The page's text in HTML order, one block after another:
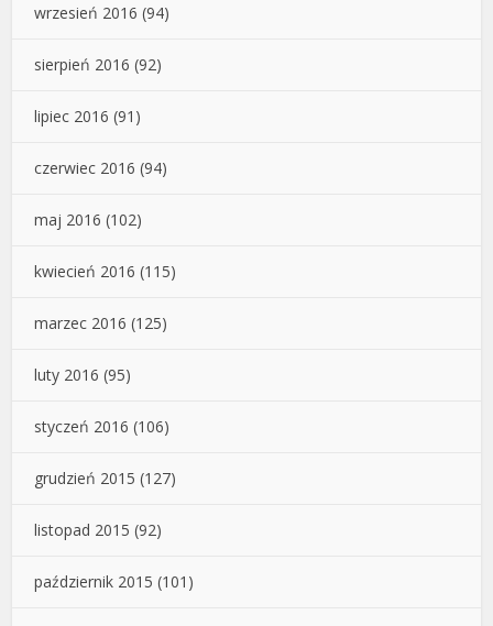
wrzesień 2016 (94)
sierpień 2016 (92)
lipiec 2016 (91)
czerwiec 2016 (94)
maj 2016 (102)
kwiecień 2016 (115)
marzec 2016 (125)
luty 2016 (95)
styczeń 2016 (106)
grudzień 2015 (127)
listopad 2015 (92)
październik 2015 (101)